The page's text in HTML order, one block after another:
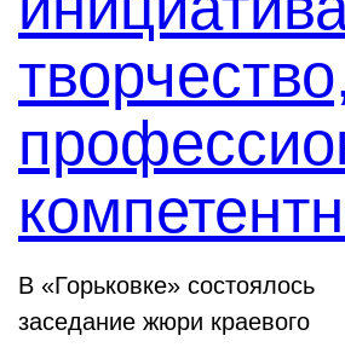
В «Горьковке» состоялось
заседание жюри краевого